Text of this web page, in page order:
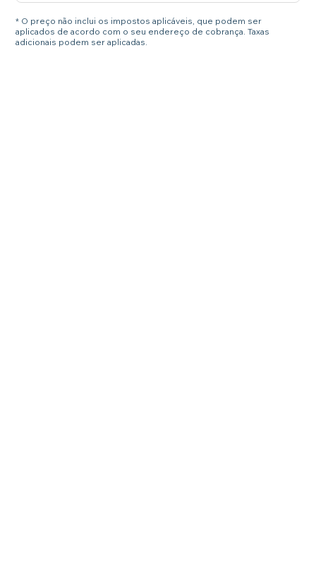
* O preço não inclui os impostos aplicáveis, que podem ser
aplicados de acordo com o seu endereço de cobrança. Taxas
adicionais podem ser aplicadas.